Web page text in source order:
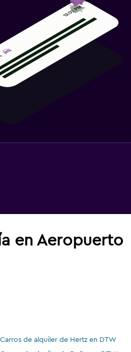
en Aeropuerto
Carros de alquiler de Hertz en DTW